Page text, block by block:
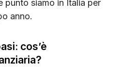
punto siamo in Italia per
anno.
cos’è